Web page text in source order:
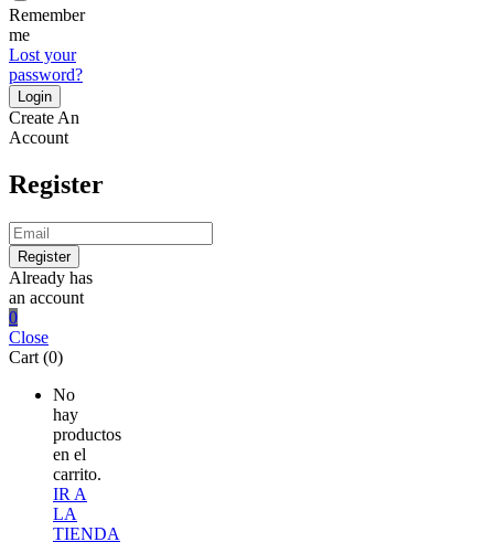
Remember
me
Lost your
password?
Create An
Account
Register
Already has
an account
0
Close
Cart (0)
No
hay
productos
en el
carrito.
IR A
LA
TIENDA